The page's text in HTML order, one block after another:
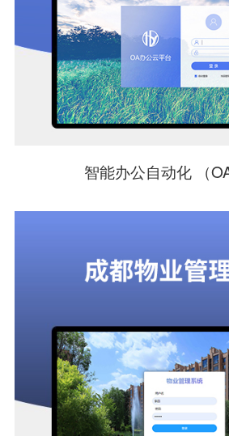
智能办公自动化 （